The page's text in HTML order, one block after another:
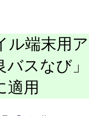
ル端末用
バスなび
適用